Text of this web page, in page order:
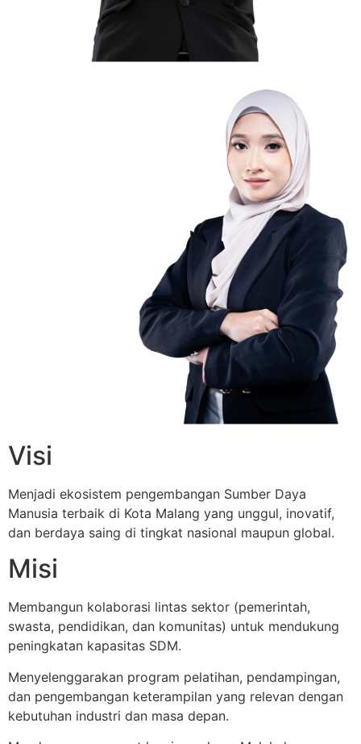
Visi
Menjadi ekosistem pengembangan Sumber Daya
Manusia terbaik di Kota Malang yang unggul, inovatif,
dan berdaya saing di tingkat nasional maupun global.
Misi
Membangun kolaborasi lintas sektor (pemerintah,
swasta, pendidikan, dan komunitas) untuk mendukung
peningkatan kapasitas SDM.
Menyelenggarakan program pelatihan, pendampingan,
dan pengembangan keterampilan yang relevan dengan
kebutuhan industri dan masa depan.